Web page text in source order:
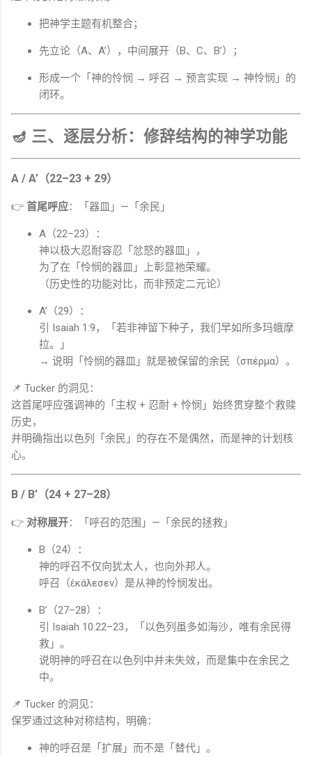
把神学主题有机整合；
先立论（A、A’），中间展开（B、C、B’）；
形成一个「神的怜悯 → 呼召 → 预言实现 → 神怜悯」的
闭环。
🪔 三、逐层分析：修辞结构的神学功能
A / A’ （22–23 + 29）
👉 首尾呼应：「器皿」—「余民」
A（22–23）：
神以极大忍耐容忍「忿怒的器皿」，
为了在「怜悯的器皿」上彰显祂荣耀。
（历史性的功能对比，而非预定二元论）
A’（29）：
引 Isaiah 1:9，「若非神留下种子，我们早如所多玛蛾摩
拉。」
→ 说明「怜悯的器皿」就是被保留的余民（σπέρμα）。
📌 Tucker 的洞见：
这首尾呼应强调神的「主权 + 忍耐 + 怜悯」始终贯穿整个救赎
历史，
并明确指出以色列「余民」的存在不是偶然，而是神的计划核
心。
B / B’ （24 + 27–28）
👉 对称展开：「呼召的范围」—「余民的拯救」
B（24）：
神的呼召不仅向犹太人，也向外邦人。
呼召（ἐκάλεσεν）是从神的怜悯发出。
B’（27–28）：
引 Isaiah 10:22–23，「以色列虽多如海沙，唯有余民得
救」。
说明神的呼召在以色列中并未失效，而是集中在余民之
中。
📌 Tucker 的洞见：
保罗通过这种对称结构，明确：
神的呼召是「扩展」而不是「替代」。